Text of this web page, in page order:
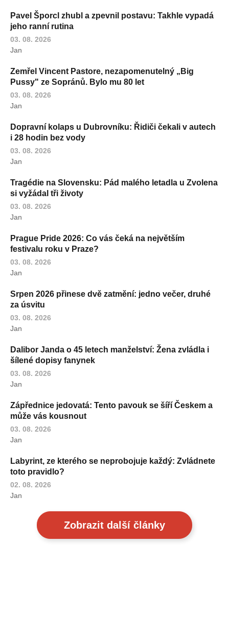
Pavel Šporcl zhubl a zpevnil postavu: Takhle vypadá
jeho ranní rutina
03. 08. 2026
Jan
Zemřel Vincent Pastore, nezapomenutelný „Big
Pussy" ze Sopránů. Bylo mu 80 let
03. 08. 2026
Jan
Dopravní kolaps u Dubrovníku: Řidiči čekali v autech
i 28 hodin bez vody
03. 08. 2026
Jan
Tragédie na Slovensku: Pád malého letadla u Zvolena
si vyžádal tři životy
03. 08. 2026
Jan
Prague Pride 2026: Co vás čeká na největším
festivalu roku v Praze?
03. 08. 2026
Jan
Srpen 2026 přinese dvě zatmění: jedno večer, druhé
za úsvitu
03. 08. 2026
Jan
Dalibor Janda o 45 letech manželství: Žena zvládla i
šílené dopisy fanynek
03. 08. 2026
Jan
Zápřednice jedovatá: Tento pavouk se šíří Českem a
může vás kousnout
03. 08. 2026
Jan
Labyrint, ze kterého se neprobojuje každý: Zvládnete
toto pravidlo?
02. 08. 2026
Jan
Zobrazit další články